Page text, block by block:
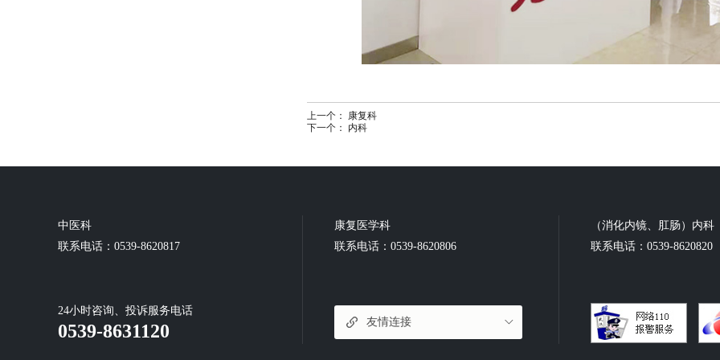
上一个： 康复科
下一个： 内科
中医科
联系电话：0539-8620817
24小时咨询、投诉服务电话
0539-8631120
康复医学科
联系电话：0539-8620806
友情连接
（消化内镜、肛肠）内科
联系电话：0539-8620820